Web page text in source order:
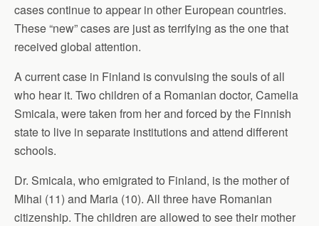
cases continue to appear in other European countries.
These “new” cases are just as terrifying as the one that
received global attention.
A current case in Finland is convulsing the souls of all
who hear it. Two children of a Romanian doctor, Camelia
Smicala, were taken from her and forced by the Finnish
state to live in separate institutions and attend different
schools.
Dr. Smicala, who emigrated to Finland, is the mother of
Mihai (11) and Maria (10). All three have Romanian
citizenship. The children are allowed to see their mother